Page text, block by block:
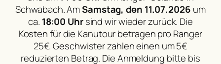
Schwabach. AmSamstag, den 11.07.2026 um
ca. 18:00 Uhrsind wir wieder zurück. Die
Kosten für die Kanutour betragen pro Ranger
25€. Geschwister zahlen einen um 5€
reduzierten Betrag. Die Anmeldung bitte bis